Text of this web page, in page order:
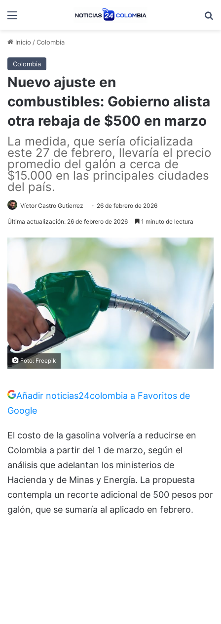
Menú
Inicio /Colombia
Colombia
Nuevo ajuste en
combustibles: Gobierno alista
otra rebaja de $500 en marzo
La medida, que sería oficializada
este 27 de febrero, llevaría el precio
promedio del galón a cerca de
$15.000 en las principales ciudades
del país.
Víctor Castro Gutierrez 26 de febrero de 2026
Última actualización: 26 de febrero de 2026 1 minuto de lectura
Foto: Freepik
Añadir noticias24colombia a Favoritos de
Google
El costo de la gasolina volvería a reducirse en
Colombia a partir del 1 de marzo, según el
análisis que adelantan los ministerios de
Hacienda y de Minas y Energía. La propuesta
contempla un recorte adicional de 500 pesos por
galón, que se sumaría al aplicado en febrero.